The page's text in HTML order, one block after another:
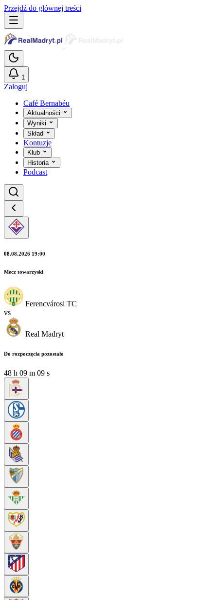
Przejdź do głównej treści
1
Zaloguj
Café Bernabéu
Aktualności
Wyniki
Skład
Kontuzje
Klub
Historia
Podcast
08.08.2026 19:00
Mecz towarzyski
Ferencvárosi TC
vs
Real Madryt
Do rozpoczęcia pozostało
48 h 09 m 07 s